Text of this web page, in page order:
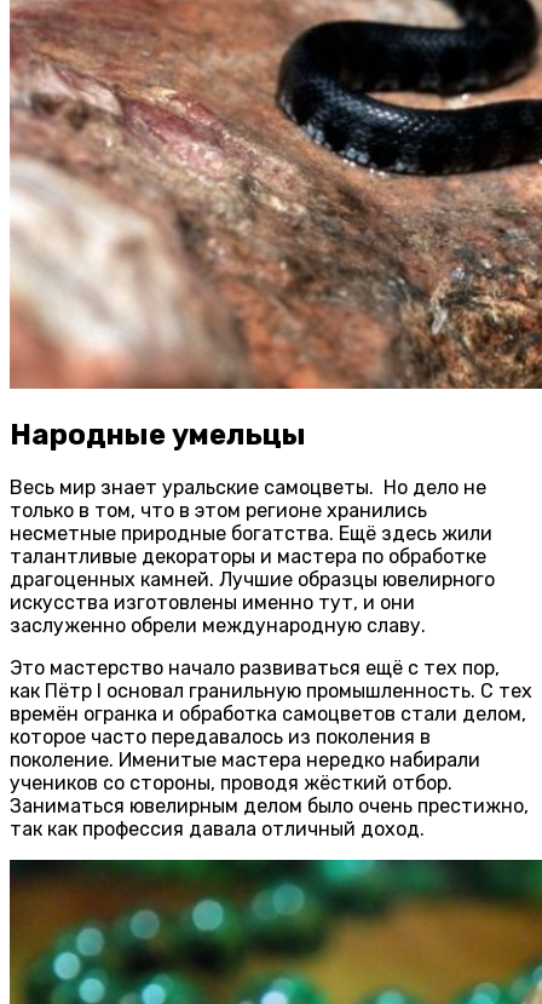
Народные умельцы
Весь мир знает уральские самоцветы. Но дело не
только в том, что в этом регионе хранились
несметные природные богатства. Ещё здесь жили
талантливые декораторы и мастера по обработке
драгоценных камней. Лучшие образцы ювелирного
искусства изготовлены именно тут, и они
заслуженно обрели международную славу.
Это мастерство начало развиваться ещё с тех пор,
как Пётр I основал гранильную промышленность. С тех
времён огранка и обработка самоцветов стали делом,
которое часто передавалось из поколения в
поколение. Именитые мастера нередко набирали
учеников со стороны, проводя жёсткий отбор.
Заниматься ювелирным делом было очень престижно,
так как профессия давала отличный доход.